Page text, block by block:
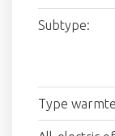
Subtype:
Type